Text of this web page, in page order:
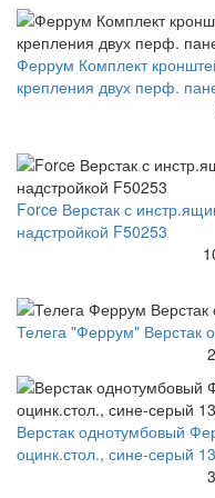
Феррум Комплект
крепления двух перф.
Force Верстак с
надстройкой F50253
Телега "Феррум" Верстак
Верстак однотумбовый
оцинк.стол., сине-серый